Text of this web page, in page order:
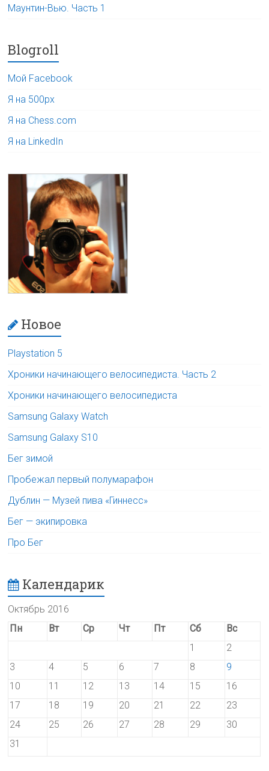
Маунтин-Вью. Часть 1
Blogroll
Мой Facebook
Я на 500px
Я на Chess.com
Я на LinkedIn
Новое
Playstation 5
Хроники начинающего велосипедиста. Часть 2
Хроники начинающего велосипедиста
Samsung Galaxy Watch
Samsung Galaxy S10
Бег зимой
Пробежал первый полумарафон
Дублин — Музей пива «Гиннесс»
Бег — экипировка
Про Бег
Календарик
Октябрь 2016
Пн
Вт Ср Чт Пт Сб
Вс
1
2
3
4 5 6 7 8
9
10
11 12 13 14 15
16
17
18 19 20 21 22
23
24
25 26 27 28 29
30
31